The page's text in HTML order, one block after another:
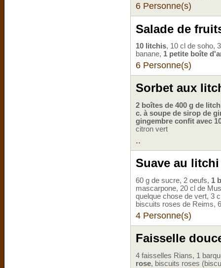
6 Personne(s)
Salade de
10 litchis, 10 cl de soho,
banane, 1 petite boîte
6 Personne(s)
Sorbet aux
2 boîtes de 400 g de
c. à soupe de sirop de
gingembre confit avec
citron vert
..
Suave au litchi
60 g de sucre, 2 oeufs, 1
mascarpone, 20 cl de
quelque chose de vert, 3
biscuits roses de Reims,
4 Personne(s)
Faisselle
4 faisselles Rians, 1
rose, biscuits roses